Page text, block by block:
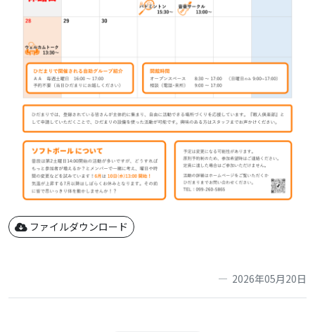
ファイルダウンロード
2026年05月20日